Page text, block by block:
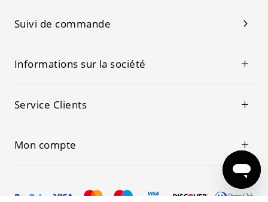
Suivi de commande
Informations sur la société
Service Clients
Mon compte